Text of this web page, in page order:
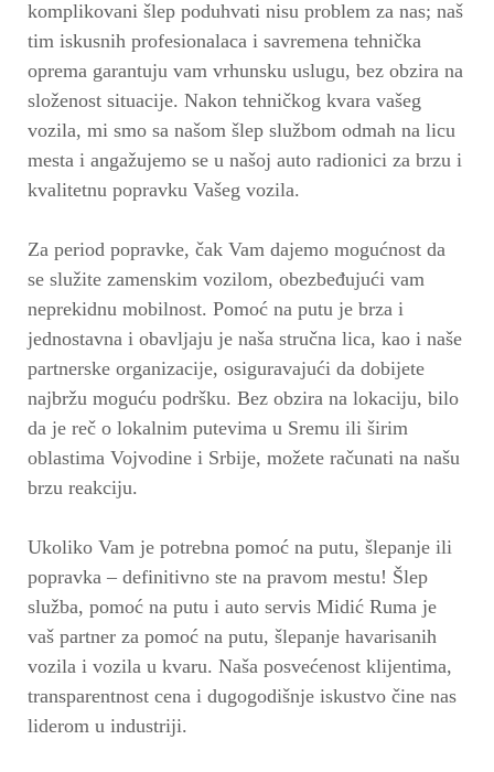
komplikovani šlep poduhvati nisu problem za nas; naš
tim iskusnih profesionalaca i savremena tehnička
oprema garantuju vam vrhunsku uslugu, bez obzira na
složenost situacije. Nakon tehničkog kvara vašeg
vozila, mi smo sa našom šlep službom odmah na licu
mesta i angažujemo se u našoj auto radionici za brzu i
kvalitetnu popravku Vašeg vozila.
Za period popravke, čak Vam dajemo mogućnost da
se služite zamenskim vozilom, obezbeđujući vam
neprekidnu mobilnost. Pomoć na putu je brza i
jednostavna i obavljaju je naša stručna lica, kao i naše
partnerske organizacije, osiguravajući da dobijete
najbržu moguću podršku. Bez obzira na lokaciju, bilo
da je reč o lokalnim putevima u Sremu ili širim
oblastima Vojvodine i Srbije, možete računati na našu
brzu reakciju.
Ukoliko Vam je potrebna pomoć na putu, šlepanje ili
popravka – definitivno ste na pravom mestu! Šlep
služba, pomoć na putu i auto servis Midić Ruma je
vaš partner za pomoć na putu, šlepanje havarisanih
vozila i vozila u kvaru. Naša posvećenost klijentima,
transparentnost cena i dugogodišnje iskustvo čine nas
liderom u industriji.